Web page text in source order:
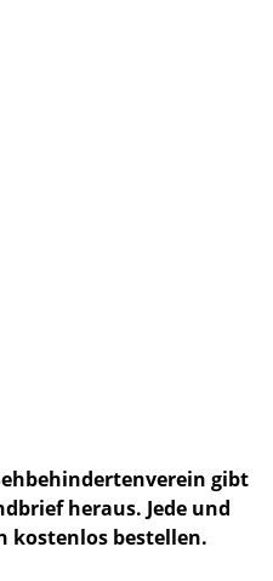
gibt
heraus. Jede und
kostenlos bestellen.